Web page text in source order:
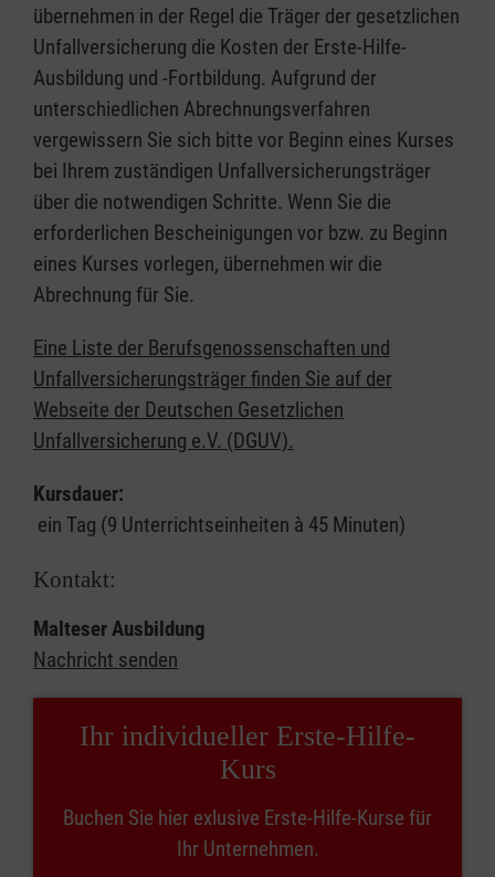
übernehmen in der Regel die Träger der gesetzlichen
Unfallversicherung die Kosten der Erste-Hilfe-
Ausbildung und -Fortbildung. Aufgrund der
unterschiedlichen Abrechnungsverfahren
vergewissern Sie sich bitte vor Beginn eines Kurses
bei Ihrem zuständigen Unfallversicherungsträger
über die notwendigen Schritte. Wenn Sie die
erforderlichen Bescheinigungen vor bzw. zu Beginn
eines Kurses vorlegen, übernehmen wir die
Abrechnung für Sie.
Eine Liste der Berufsgenossenschaften und
Unfallversicherungsträger finden Sie auf der
Webseite der Deutschen Gesetzlichen
Unfallversicherung e.V. (DGUV).
Kursdauer:
ein Tag (9 Unterrichtseinheiten à 45 Minuten)
Kontakt:
Malteser Ausbildung
Nachricht senden
Ihr individueller Erste-Hilfe-
Kurs
Buchen Sie hier exlusive Erste-Hilfe-Kurse für
Ihr Unternehmen.